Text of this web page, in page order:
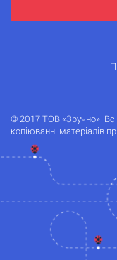
© 2017 ТОВ «Зручно».
копіюванні матеріалів